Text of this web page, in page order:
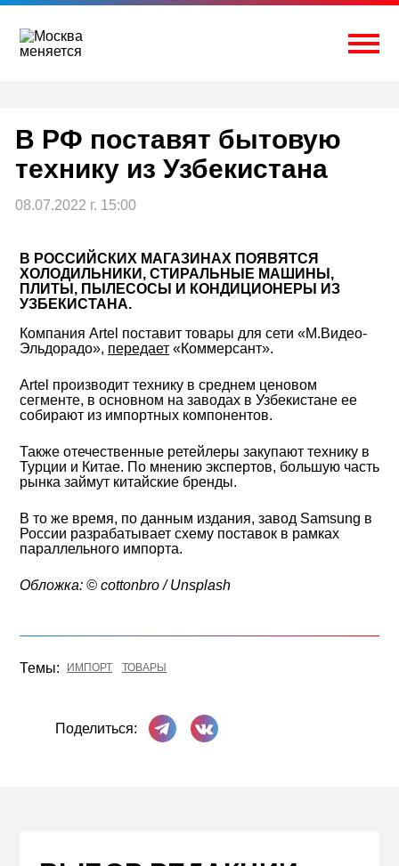
Перейти
содержимому
В РФ поставят бытовую
технику из Узбекистана
08.07.2022 г. 15:00
В РОССИЙСКИХ МАГАЗИНАХ ПОЯВЯТСЯ
ХОЛОДИЛЬНИКИ, СТИРАЛЬНЫЕ МАШИНЫ,
ПЛИТЫ, ПЫЛЕСОСЫ И КОНДИЦИОНЕРЫ ИЗ
УЗБЕКИСТАНА.
Компания Artel поставит товары для сети «М.Видео-
Эльдорадо», передает «Коммерсант».
Artel производит технику в среднем ценовом
сегменте, в основном на заводах в Узбекистане ее
собирают из импортных компонентов.
Также отечественные ретейлеры закупают технику в
Турции и Китае. По мнению экспертов, большую часть
рынка займут китайские бренды.
В то же время, по данным издания, завод Samsung в
России разрабатывает схему поставок в рамках
параллельного импорта.
Обложка: © cottonbro / Unsplash
Темы: ИМПОРТ ТОВАРЫ
Поделиться:
Поделиться в Телеграме
Поделиться ВКонтакте